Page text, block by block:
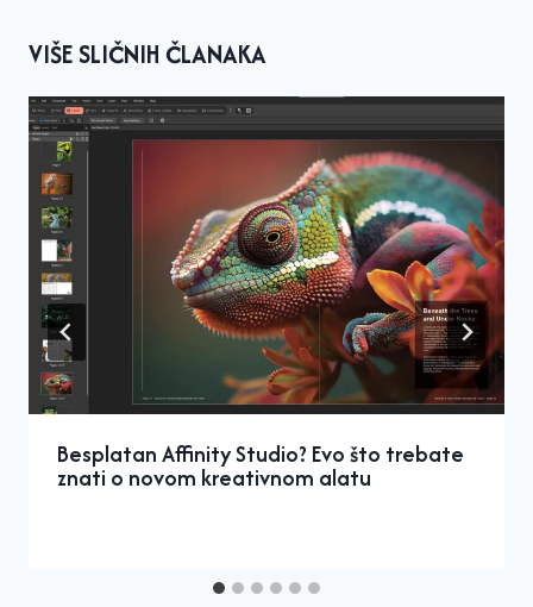
VIŠE SLIČNIH ČLANAKA
Besplatan Affinity Studio? Evo što trebate
znati o novom kreativnom alatu